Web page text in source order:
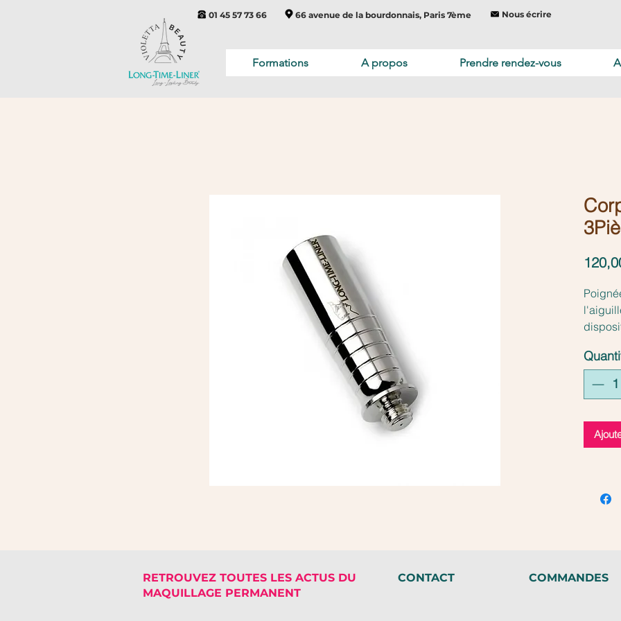
01 45 57 73 66 66 avenue de la bourdonnais, Paris 7ème Nous écrire
de
Formations A propos Prendre rendez-vous
RETROUVEZ TOUTES LES ACTUS DU
MAQUILLAGE PERMANENT
CONTACT COMMANDES